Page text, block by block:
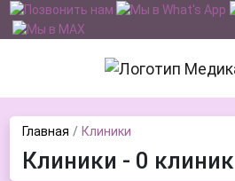
Главная Клиники
Клиники - 0 клиник